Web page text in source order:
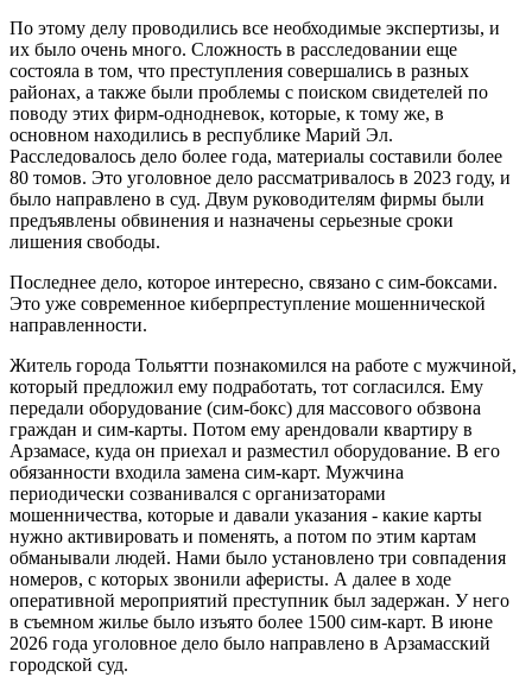
По этому делу проводились все необходимые экспертизы, и
их было очень много. Сложность в расследовании еще
состояла в том, что преступления совершались в разных
районах, а также были проблемы с поиском свидетелей по
поводу этих фирм-однодневок, которые, к тому же, в
основном находились в республике Марий Эл.
Расследовалось дело более года, материалы составили более
80 томов. Это уголовное дело рассматривалось в 2023 году, и
было направлено в суд. Двум руководителям фирмы были
предъявлены обвинения и назначены серьезные сроки
лишения свободы.
Последнее дело, которое интересно, связано с сим-боксами.
Это уже современное киберпреступление мошеннической
направленности.
Житель города Тольятти познакомился на работе с мужчиной,
который предложил ему подработать, тот согласился. Ему
передали оборудование (сим-бокс) для массового обзвона
граждан и сим-карты. Потом ему арендовали квартиру в
Арзамасе, куда он приехал и разместил оборудование. В его
обязанности входила замена сим-карт. Мужчина
периодически созванивался с организаторами
мошенничества, которые и давали указания - какие карты
нужно активировать и поменять, а потом по этим картам
обманывали людей. Нами было установлено три совпадения
номеров, с которых звонили аферисты. А далее в ходе
оперативной мероприятий преступник был задержан. У него
в съемном жилье было изъято более 1500 сим-карт. В июне
2026 года уголовное дело было направлено в Арзамасский
городской суд.